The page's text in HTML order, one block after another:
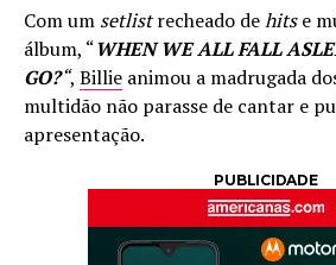
Com um setlistrecheado dehitse
álbum, “WHEN WE ALL FALL
GO?“, Billie animou a madrugada
multidão não parasse de cantar e
apresentação.
PUBLICIDADE